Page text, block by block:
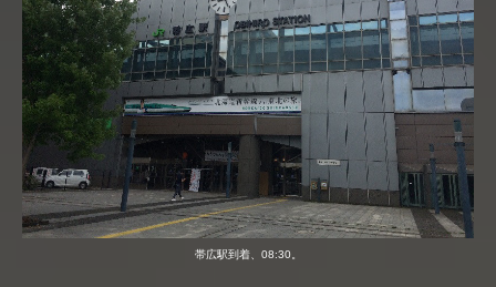
帯広駅到着、08:30。